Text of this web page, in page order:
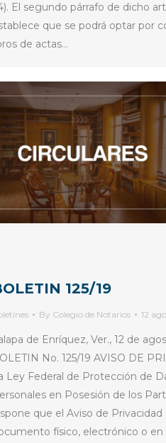
El segundo párrafo de dicho
que se podrá optar por
de actas…
125/19
By Colegio de Notarios 12
de Enríquez, Ver., 12 de
No. 125/19 AVISO DE
Ley Federal de Protección de
en Posesión de los
que el Aviso de Privacidad
físico, electrónico o en